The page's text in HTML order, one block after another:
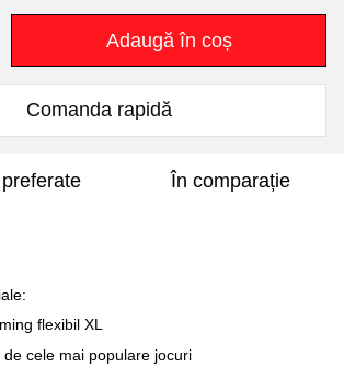
Adaugă în coș
Comanda rapidă
În comparație
flexibil XL
de cele mai populare jocuri